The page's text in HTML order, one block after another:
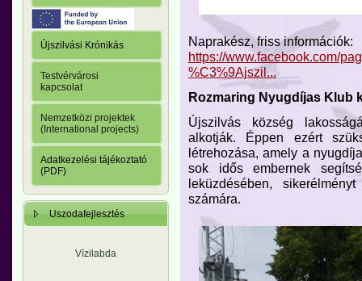
Újszilvási Krónikás
Testvérvárosi
kapcsolat
Nemzetközi projektek
(International projects)
Adatkezelési tájékoztató
(PDF)
Uszodafejlesztés
Vízilabda
Naprakész, friss információk:
https://www.facebook.com/
%C3%9Ajszil...
Rozmaring Nyugdíjas Klub
Újszilvás község
alkotják. Éppen ezért
létrehozása, amely a
sok idős embernek
leküzdésében,
számára.